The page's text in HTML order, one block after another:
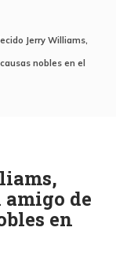
Jerry Williams,
nobles en el
de
en